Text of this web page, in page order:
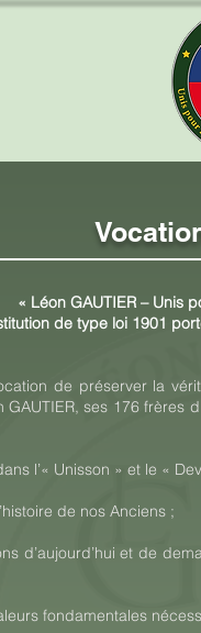
« Léon GAUTIER – Unis
de type loi 1901
de préserver la
ses 176 frères
l’« Unisson » et le «
de nos Anciens ;
d’aujourd’hui et de
fondamentales